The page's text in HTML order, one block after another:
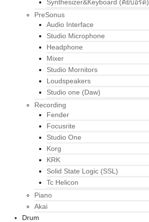
Synthesizer&Keyboard (คีย์บอร์ด)
PreSonus
Audio Interface
Studio Microphone
Headphone
Mixer
Studio Mornitors
Loudspeakers
Studio one (Daw)
Recording
Fender
Focusrite
Studio One
Korg
KRK
Solid State Logic (SSL)
Tc Helicon
Piano
Akai
Drum